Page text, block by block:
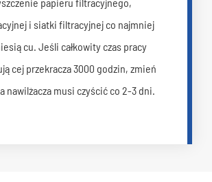
i siatki filtracyjnej co najmniej
Jeśli całkowity czas pracy
przekracza 3000 godzin, zmień
nawilżacza musi czyścić co 2-3 dni.